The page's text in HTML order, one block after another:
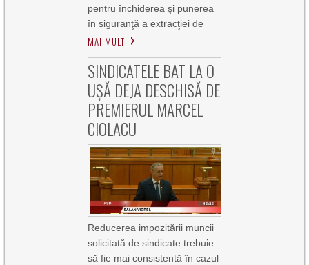
pentru închiderea şi punerea
în siguranţă a extracţiei de
MAI MULT
SINDICATELE BAT LA O
UȘĂ DEJA DESCHISĂ DE
PREMIERUL MARCEL
CIOLACU
Reducerea impozitării muncii
solicitată de sindicate trebuie
să fie mai consistentă în cazul